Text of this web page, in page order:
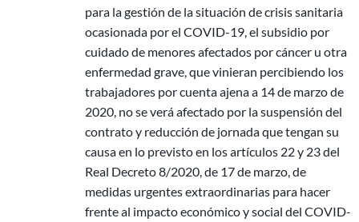
para la gestión de la situación de crisis sanitaria
ocasionada por el COVID-19, el subsidio por
cuidado de menores afectados por cáncer u otra
enfermedad grave, que vinieran percibiendo los
trabajadores por cuenta ajena a 14 de marzo de
2020, no se verá afectado por la suspensión del
contrato y reducción de jornada que tengan su
causa en lo previsto en los artículos 22 y 23 del
Real Decreto 8/2020, de 17 de marzo, de
medidas urgentes extraordinarias para hacer
frente al impacto económico y social del COVID-